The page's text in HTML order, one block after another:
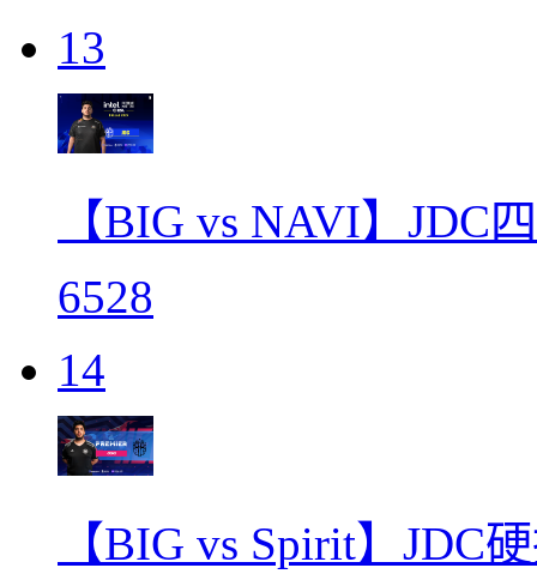
13
【BIG vs NAVI】JDC
6528
14
【BIG vs Spirit】JDC